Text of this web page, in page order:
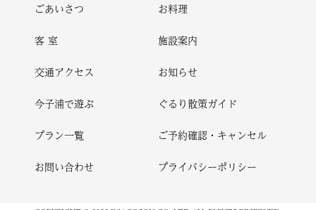
ごあいさつ お料理
客 室 施設案内
交通アクセス お知らせ
今子浦で遊ぶ ぐるり散策ガイド
プラン一覧 ご予約確認・キャンセル
お問い合わせ プライバシーポリシー